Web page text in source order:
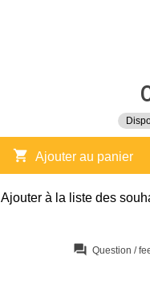
shopping_cart Ajouter au panier
Ajouter à la liste des
question_answer Question /